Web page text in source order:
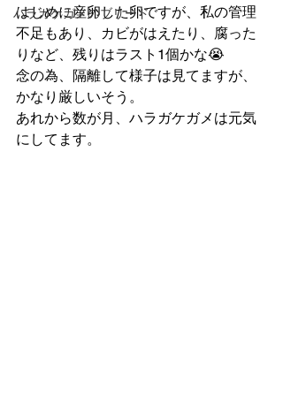
ハラガケガメのブリード
はじめに産卵した卵ですが、私の管理
不足もあり、カビがはえたり、腐った
りなど、残りはラスト1個かな😭
念の為、隔離して様子は見てますが、
かなり厳しいそう。
あれから数が月、ハラガケガメは元気
にしてます。